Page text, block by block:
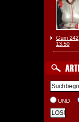
Gum 242
13.50
UND